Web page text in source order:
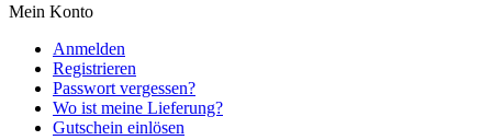
Mein Konto
Anmelden
Registrieren
Passwort vergessen?
Wo ist meine Lieferung?
Gutschein einlösen